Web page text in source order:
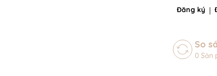
chờ đợi bạn Đăng ký
So
0 Sản